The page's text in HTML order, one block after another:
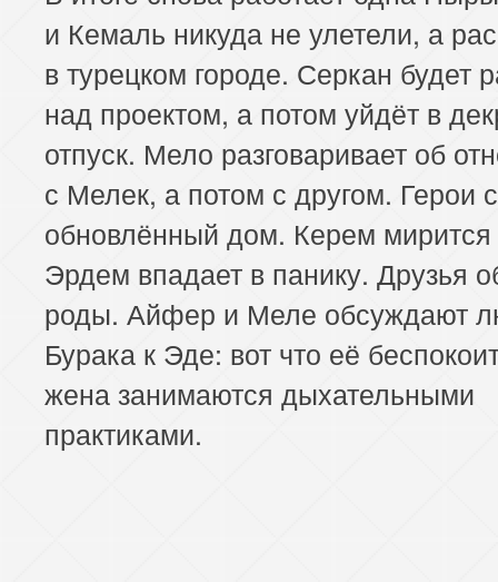
и Кемаль никуда не улетели, а
в турецком городе. Серкан будет
над проектом, а потом уйдёт в
отпуск. Мело разговаривает об
с Мелек, а потом с другом. Герои
обновлённый дом. Керем
Эрдем впадает в панику. Друзья
роды. Айфер и Меле обсуждают
Бурака к Эде: вот что её
жена занимаются дыхательными
практиками.